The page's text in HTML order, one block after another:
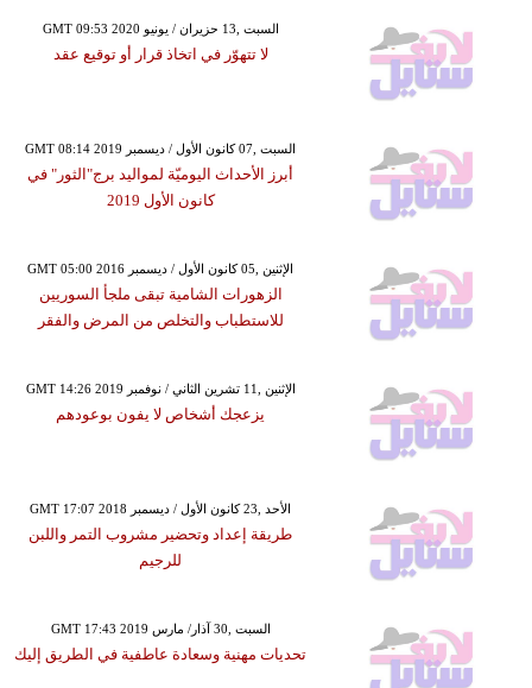
GMT 09:53 2020 السبت ,13 حزيران / يونيو
لا تتهوّر في اتخاذ قرار أو توقيع عقد
GMT 08:14 2019 السبت ,07 كانون الأول / ديسمبر
أبرز الأحداث اليوميّة لمواليد برج"الثور" في
كانون الأول 2019
GMT 05:00 2016 الإثنين ,05 كانون الأول / ديسمبر
الزهورات الشامية تبقى ملجأ السوريين
للاستطباب والتخلص من المرض والفقر
GMT 14:26 2019 الإثنين ,11 تشرين الثاني / نوفمبر
يزعجك أشخاص لا يفون بوعودهم
GMT 17:07 2018 الأحد ,23 كانون الأول / ديسمبر
طريقة إعداد وتحضير مشروب التمر واللبن
للرجيم
GMT 17:43 2019 السبت ,30 آذار/ مارس
تحديات مهنية وسعادة عاطفية في الطريق إليك